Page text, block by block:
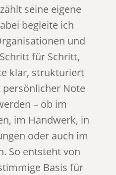
seine eigene
begleite ich
und
für Schritt,
klar, strukturiert
Note
– ob im
im Handwerk, in
oder auch im
So entsteht von
Basis für